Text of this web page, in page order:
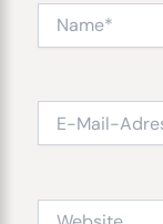
Mail-